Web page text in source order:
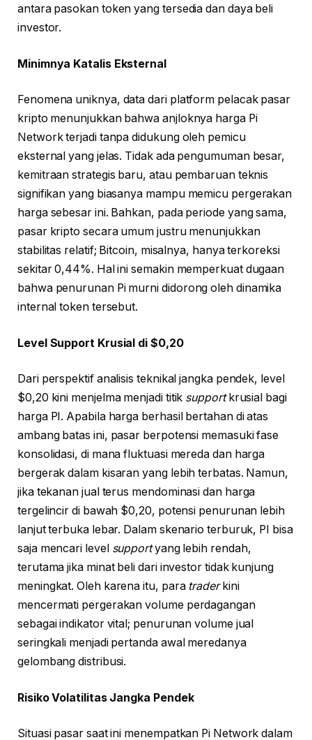
antara pasokan token yang tersedia dan daya beli
investor.
Minimnya Katalis Eksternal
Fenomena uniknya, data dari platform pelacak pasar
kripto menunjukkan bahwa anjloknya harga Pi
Network terjadi tanpa didukung oleh pemicu
eksternal yang jelas. Tidak ada pengumuman besar,
kemitraan strategis baru, atau pembaruan teknis
signifikan yang biasanya mampu memicu pergerakan
harga sebesar ini. Bahkan, pada periode yang sama,
pasar kripto secara umum justru menunjukkan
stabilitas relatif; Bitcoin, misalnya, hanya terkoreksi
sekitar 0,44%. Hal ini semakin memperkuat dugaan
bahwa penurunan Pi murni didorong oleh dinamika
internal token tersebut.
Level Support Krusial di $0,20
Dari perspektif analisis teknikal jangka pendek, level
$0,20 kini menjelma menjadi titik supportkrusial bagi
harga PI. Apabila harga berhasil bertahan di atas
ambang batas ini, pasar berpotensi memasuki fase
konsolidasi, di mana fluktuasi mereda dan harga
bergerak dalam kisaran yang lebih terbatas. Namun,
jika tekanan jual terus mendominasi dan harga
tergelincir di bawah $0,20, potensi penurunan lebih
lanjut terbuka lebar. Dalam skenario terburuk, PI bisa
saja mencari level supportyang lebih rendah,
terutama jika minat beli dari investor tidak kunjung
meningkat. Oleh karena itu, para traderkini
mencermati pergerakan volume perdagangan
sebagai indikator vital; penurunan volume jual
seringkali menjadi pertanda awal meredanya
gelombang distribusi.
Risiko Volatilitas Jangka Pendek
Situasi pasar saat ini menempatkan Pi Network dalam